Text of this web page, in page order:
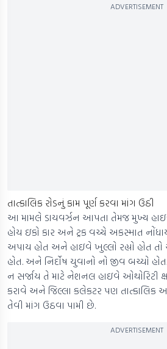
ADVERTISEMENT
તાત્કાલિક રોડનું કામ પૂર્ણ કરવા માંગ ઉઠી
આ મામલે ડાયવર્ઝન આપતા તેમજ મુખ્ય
હોય ઇકો કાર અને ટ્રક વચ્ચે અકસ્માત
અપાય હોત અને હાઇવે ખુલ્લો રહ્યો હોત
હોત. અને નિર્દોષ યુવાનો નો જીવ બચ્યો
ન સર્જાય તે માટે નેશનલ હાઇવે ઓથોરિટી
કરાવે અને જિલ્લા કલેકટર પણ તાત્કાલિક
તેવી માંગ ઉઠવા પામી છે.
ADVERTISEMENT